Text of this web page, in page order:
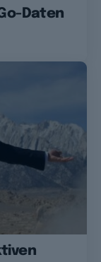
Daten